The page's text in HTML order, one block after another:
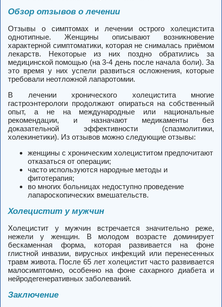
Обзор отзывов о лечении
Отзывы о симптомах и лечении острого холецистита
однотипные. Женщины описывают возникновение
характерной симптоматики, которая не снималась приёмом
лекарств. Некоторые из них поздно обратились за
медицинской помощью (на 3-4 день после начала боли). За
это время у них успели развиться осложнения, которые
требовали неотложной лапаротомии.
В лечении хронического холецистита многие
гастроэнтерологи продолжают опираться на собственный
опыт, а не на международные или национальные
рекомендации, и назначают медикаменты без
доказательной эффективности (спазмолитики,
холекинетики). Из отзывов можно следующие отзывы:
женщины с хроническим холециститом предпочитают
отказаться от операции;
часто используются народные методы и
фитотерапия;
во многих больницах недоступно проведение
лапароскопических вмешательств.
Холецистит у мужчин
Холецистит у мужчин встречается значительно реже,
нежели у женщин. В молодом возрасте доминирует
бескаменная форма, которая развивается на фоне
глистной инвазии, вирусных инфекций или перенесенных
травм живота. После 65 лет холецистит часто развивается
малосимптомно, особенно на фоне сахарного диабета и
нейродегенеративных заболеваний.
Заключение